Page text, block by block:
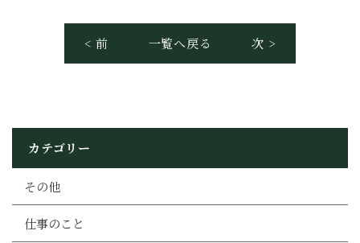
< 前 一覧へ戻る 次 >
カテゴリー
その他
仕事のこと